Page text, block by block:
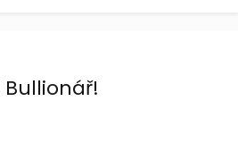
Bullionář!